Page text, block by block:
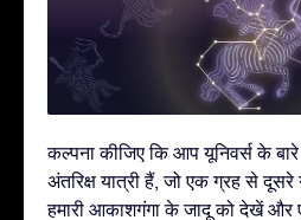
कल्पना कीजिए कि आप यूनिवर्स के
अंतरिक्ष यात्री हैं, जो एक ग्रह से दूसरे
हमारी आकाशगंगा के जादू को देखें और